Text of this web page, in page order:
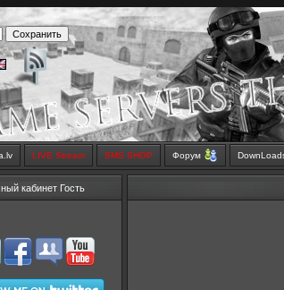
LIVE Stream SMS SHOP Форум
кабинет Гость